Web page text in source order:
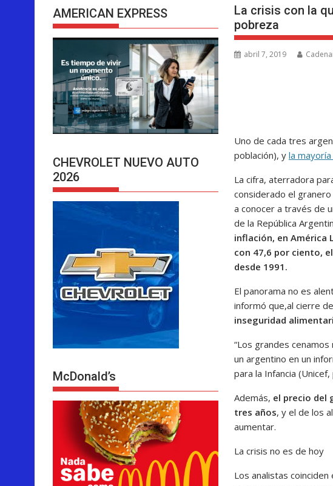
La crisis con la
pobreza
abril 7, 2019
Uno de cada tres
población), y la
La cifra, aterradora
considerado el
a conocer a través de
de la República
inflación, en América
con 47,6 por ciento,
desde 1991.
El panorama no es
informó que,al cierre
inseguridad
“Los grandes cenamos
un argentino en un
para la Infancia
Además, el precio del
tres años, y el de los
aumentar.
La crisis no es de hoy
Los analistas
AMERICAN EXPRESS
CHEVROLET NUEVO AUTO
2026
McDonald’s